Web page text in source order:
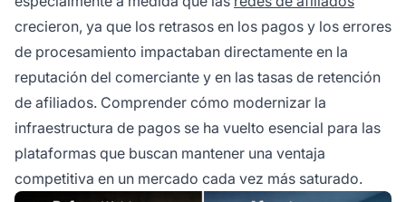
crecieron, ya que los retrasos en los pagos y los errores
de procesamiento impactaban directamente en la
reputación del comerciante y en las tasas de retención
de afiliados. Comprender cómo modernizar la
infraestructura de pagos se ha vuelto esencial para las
plataformas que buscan mantener una ventaja
competitiva en un mercado cada vez más saturado.